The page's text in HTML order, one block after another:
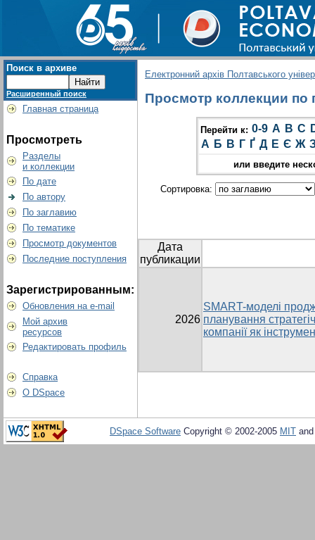
Поиск в архиве
Расширенный поиск
Главная страница
Просмотреть
Разделы
и коллекции
По дате
По автору
По заглавию
По тематике
Просмотр документов
Последние поступления
Зарегистрированным:
Обновления на e-mail
Мой архив
ресурсов
Редактировать профиль
Справка
О DSpace
Електронний архів Полтавського
Просмотр коллекции по
Перейти к: 0-9 A B C
А Б В Г Ґ Д Е Є Ж
или введите
Сортировка:
Дата
публикации
2026
SMART-моделі
планування
компанії як
DSpace Software Copyright © 2002-2005 MIT